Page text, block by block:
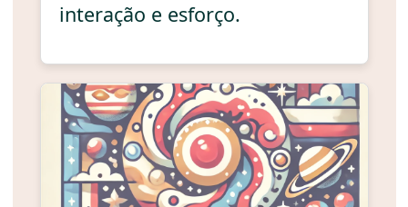
interação e esforço.